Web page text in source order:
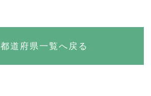
都道府県一覧へ戻る